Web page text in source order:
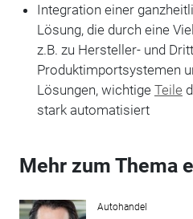
Integration einer
Lösung, die durch eine
z.B. zu Hersteller- und
Produktimportsystemen
Lösungen, wichtige Teile
stark automatisiert
Mehr zum Thema
Autohandel